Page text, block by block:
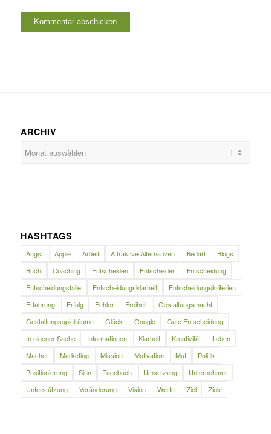
ARCHIV
HASHTAGS
Angst Apple Arbeit Attraktive Alternativen Bedarf
Blogs
Buch
Coaching Entscheiden Entscheider
Entscheidung
Entscheidungsfalle
Entscheidungsklarheit
Entscheidungskriterien
Erfahrung
Erfolg Fehler Freiheit
Gestaltungsmacht
Gestaltungsspielräume
Glück Google
Gute Entscheidung
In eigener Sache
Informationen Klarheit Kreativität
Leben
Macher
Marketing Mission Motivation Mut
Politik
Positionierung
Sinn Tagebuch Umsetzung
Unternehmer
Unterstützung
Veränderung Vision Werte Ziel Ziele